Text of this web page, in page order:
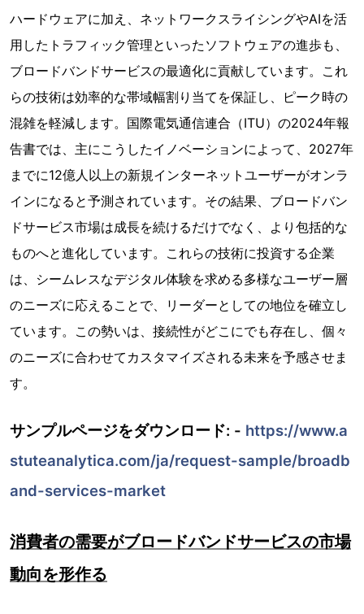
ハードウェアに加え、ネットワークスライシングやAIを活
用したトラフィック管理といったソフトウェアの進歩も、
ブロードバンドサービスの最適化に貢献しています。これ
らの技術は効率的な帯域幅割り当てを保証し、ピーク時の
混雑を軽減します。国際電気通信連合（ITU）の2024年報
告書では、主にこうしたイノベーションによって、2027年
までに12億人以上の新規インターネットユーザーがオンラ
インになると予測されています。その結果、ブロードバン
ドサービス市場は成長を続けるだけでなく、より包括的な
ものへと進化しています。これらの技術に投資する企業
は、シームレスなデジタル体験を求める多様なユーザー層
のニーズに応えることで、リーダーとしての地位を確立し
ています。この勢いは、接続性がどこにでも存在し、個々
のニーズに合わせてカスタマイズされる未来を予感させま
す。
サンプルページをダウンロード: - https://www.a
stuteanalytica.com/ja/request-sample/broadb
and-services-market
消費者の需要がブロードバンドサービスの市場
動向を形作る